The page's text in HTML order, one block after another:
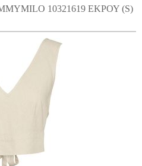
10321619 ΕΚΡΟΥ (S)